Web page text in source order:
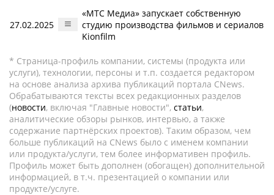
27.02.2025
«МТС Медиа» запускает собственную
студию производства фильмов и сериалов
Kionfilm
* Страница-профиль компании, системы (продукта или
услуги), технологии, персоны и т.п. создается редактором
на основе анализа архива публикаций портала CNews.
Обрабатываются тексты всех редакционных разделов
(новости, включая "Главные новости", статьи,
аналитические обзоры рынков, интервью, а также
содержание партнёрских проектов). Таким образом, чем
больше публикаций на CNews было с именем компании
или продукта/услуги, тем более информативен профиль.
Профиль может быть дополнен (обогащен) дополнительной
информацией, в т.ч. презентацией о компании или
продукте/услуге.